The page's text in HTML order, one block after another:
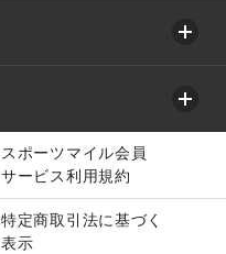
スポーツマイル会員
サービス利用規約
特定商取引法に基づく
表示